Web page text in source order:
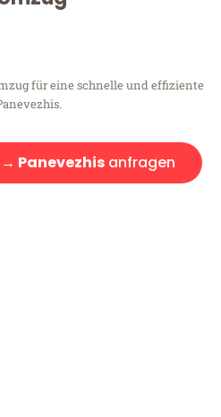
für eine schnelle und effiziente
Panevezhis anfragen